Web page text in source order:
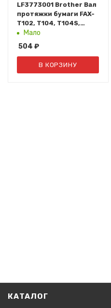
LF3773001 Brother Вал
протяжки бумаги FAX-
T102, T104, T104S,
T104B, T106, T106S,
Мало
504 ₽
В КОРЗИНУ
КАТАЛОГ